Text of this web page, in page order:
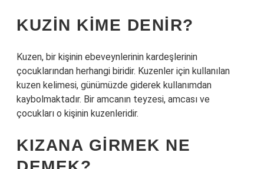
KUZIN KIME DENIR?
Kuzen, bir kişinin ebeveynlerinin kardeşlerinin
çocuklarından herhangi biridir. Kuzenler için kullanılan
kuzen kelimesi, günümüzde giderek kullanımdan
kaybolmaktadır. Bir amcanın teyzesi, amcası ve
çocukları o kişinin kuzenleridir.
KIZANA GIRMEK NE